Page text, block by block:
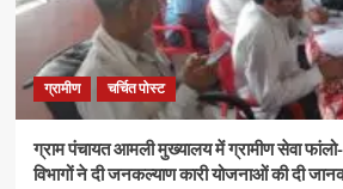
ग्रामीण चर्चित पोस्ट
ग्राम पंचायत आमली मुख्यालय में ग्रामीण सेवा
विभागों ने दी जनकल्याण कारी योजनाओं की दी